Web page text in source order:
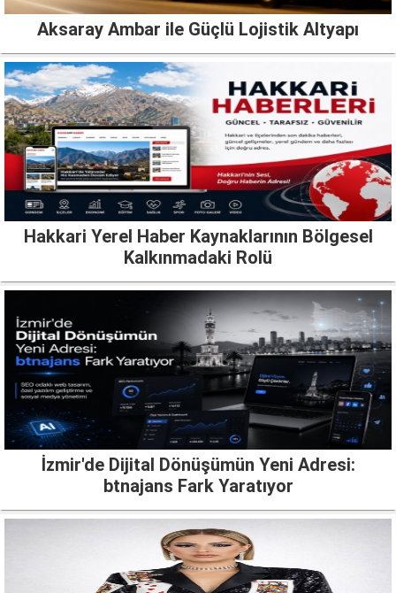
Aksaray Ambar ile Güçlü Lojistik Altyapı
Hakkari Yerel Haber Kaynaklarının Bölgesel
Kalkınmadaki Rolü
İzmir'de Dijital Dönüşümün Yeni Adresi:
btnajans Fark Yaratıyor